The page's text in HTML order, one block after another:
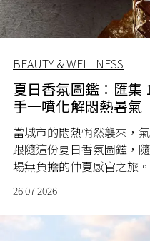
BEAUTY & WELLNESS
夏日香氛圖鑑：匯集
手一噴化解悶熱暑氣
當城市的悶熱悄然襲來，
跟隨這份夏日香氛圖鑑，
場無負擔的仲夏感官之旅。
26.07.2026